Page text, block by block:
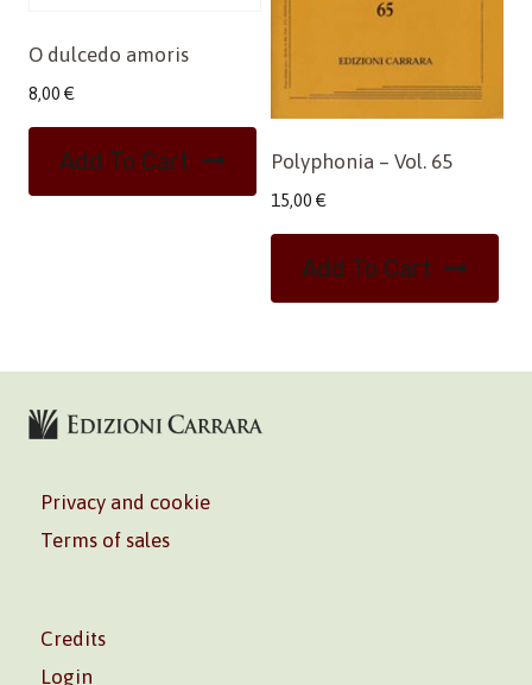
O dulcedo amoris
8,00 €
Add To Cart Polyphonia – Vol. 65
15,00 €
Add To Cart
Privacy and cookie
Terms of sales
Credits
Login